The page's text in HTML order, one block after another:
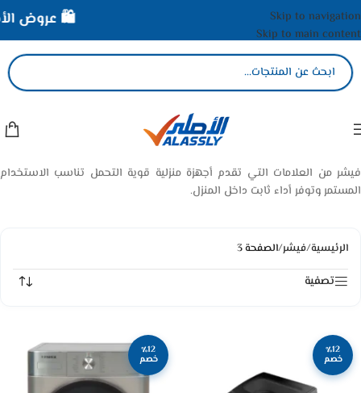
Skip to navigation
Skip to main content
فيشر من العلامات التي تقدم أجهزة منزلية قوية التحمل تناسب الاستخدام
المستمر وتوفر أداء ثابت داخل المنزل.
الرئيسية/فيشر/الصفحة 3
تصفية
٪12
خصم
٪12
خصم
🛍️ عروض